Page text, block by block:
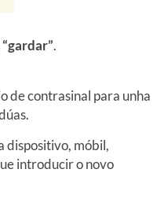
“gardar”.
de contrasinal para unha
dispositivo, móbil,
introducir o novo